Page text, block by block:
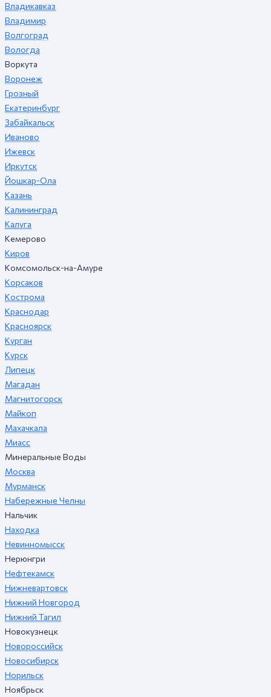
Владикавказ
Владимир
Волгоград
Вологда
Воркута
Воронеж
Грозный
Екатеринбург
Забайкальск
Иваново
Ижевск
Иркутск
Йошкар-Ола
Казань
Калининград
Калуга
Кемерово
Киров
Комсомольск-на-Амуре
Корсаков
Кострома
Краснодар
Красноярск
Курган
Курск
Липецк
Магадан
Магнитогорск
Майкоп
Махачкала
Миасс
Минеральные Воды
Москва
Мурманск
Набережные Челны
Нальчик
Находка
Невинномысск
Нерюнгри
Нефтекамск
Нижневартовск
Нижний Новгород
Нижний Тагил
Новокузнецк
Новороссийск
Новосибирск
Норильск
Ноябрьск